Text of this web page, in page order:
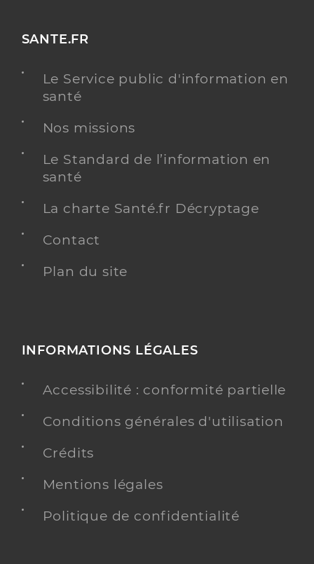
SANTE.FR
Le Service public d'information en
santé
Nos missions
Le Standard de l’information en
santé
La charte Santé.fr Décryptage
Contact
Plan du site
INFORMATIONS LÉGALES
Accessibilité : conformité partielle
Conditions générales d'utilisation
Crédits
Mentions légales
Politique de confidentialité